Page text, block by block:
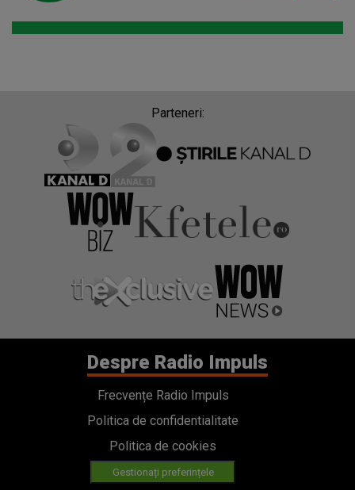
Parteneri:
Despre Radio Impuls
Frecvențe Radio Impuls
Politica de confidentialitate
Politica de cookies
Gestionați preferințele